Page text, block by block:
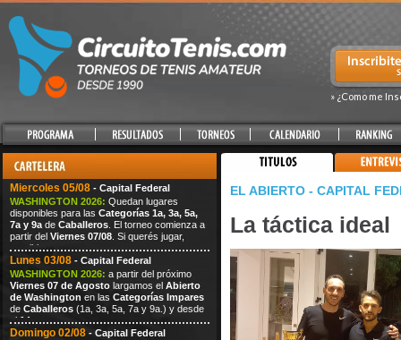
» ¿Como me
Miercoles 05/08 - Capital Federal
WASHINGTON 2026: Quedan lugares
disponibles para las Categorías 1a, 3a, 5a,
7a y 9a de Caballeros . El torneo comienza a
partir del Viernes 07/08 . Si querés jugar,
escribi
Lunes 03/08 - Capital Federal
WASHINGTON 2026: a partir del próximo
Viernes 07 de Agosto largamos el Abierto
de Washington en las Categorías Impares
de Caballeros (1a, 3a, 5a, 7a y 9a.) y desde
el14
Domingo 02/08 - Capital Federal
EL ABIERTO - CAPITAL
La táctica ideal